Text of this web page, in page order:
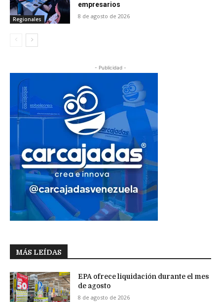
Regionales
empresarios
8 de agosto de 2026
- Publicidad -
MÁS LEÍDAS
EPA ofrece liquidación durante el mes
de agosto
8 de agosto de 2026